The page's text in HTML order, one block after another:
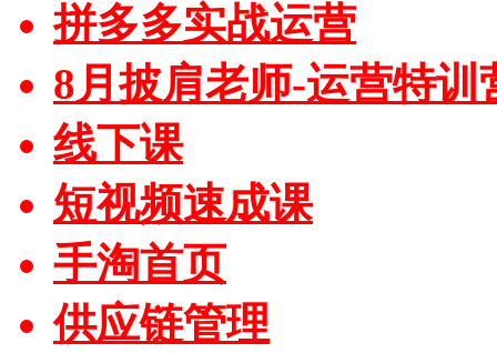
拼多多实战运营
8月披肩老师-运营特训
线下课
短视频速成课
手淘首页
供应链管理